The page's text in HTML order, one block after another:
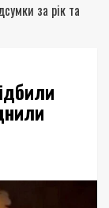
за рік та